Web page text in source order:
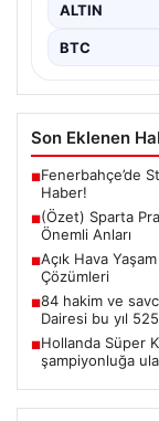
ALTIN
BTC
Son Eklenen
■Fenerbahçe’de
Haber!
■(Özet) Sparta
Önemli Anları
■Açık Hava
Çözümleri
■84 hakim ve
Dairesi bu yıl
■Hollanda Süper
şampiyonluğa